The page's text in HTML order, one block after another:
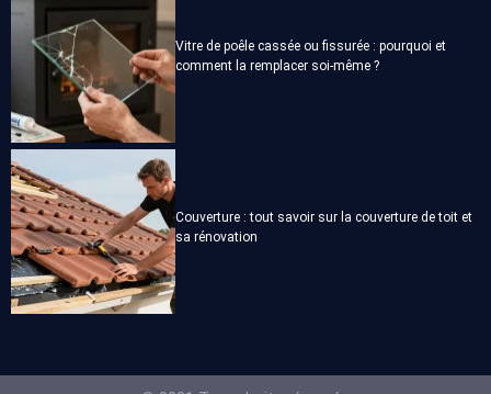
Vitre de poêle cassée ou fissurée : pourquoi et
comment la remplacer soi-même ?
Couverture : tout savoir sur la couverture de toit et
sa rénovation